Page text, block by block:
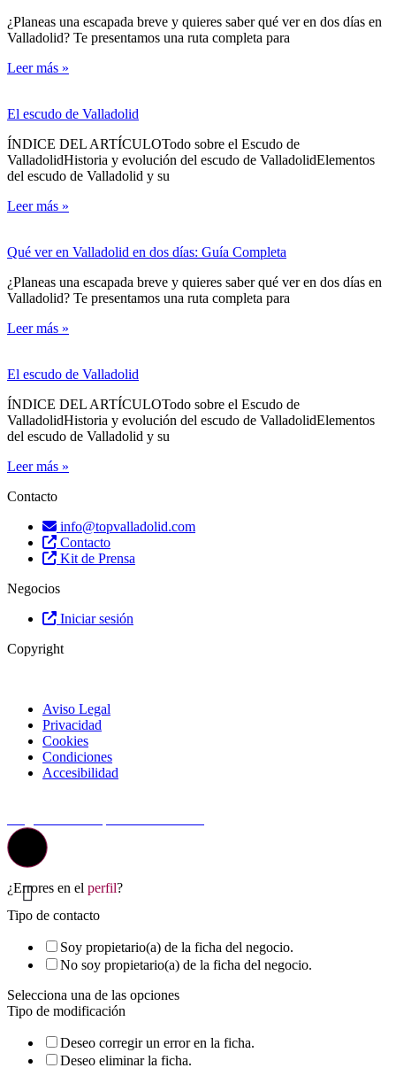
¿Planeas una escapada breve y quieres saber qué ver en dos días en
Valladolid? Te presentamos una ruta completa para
Leer más »
El escudo de Valladolid
ÍNDICE DEL ARTÍCULOTodo sobre el Escudo de
ValladolidHistoria y evolución del escudo de ValladolidElementos
del escudo de Valladolid y su
Leer más »
Qué ver en Valladolid en dos días: Guía Completa
¿Planeas una escapada breve y quieres saber qué ver en dos días en
Valladolid? Te presentamos una ruta completa para
Leer más »
El escudo de Valladolid
ÍNDICE DEL ARTÍCULOTodo sobre el Escudo de
ValladolidHistoria y evolución del escudo de ValladolidElementos
del escudo de Valladolid y su
Leer más »
Contacto
info@topvalladolid.com
Contacto
Kit de Prensa
Negocios
Iniciar sesión
Copyright
Aviso Legal
Privacidad
Cookies
Condiciones
Accesibilidad
¿Errores en el perfil?
Tipo de contacto
Soy propietario(a) de la ficha del negocio.
No soy propietario(a) de la ficha del negocio.
Selecciona una de las opciones
Tipo de modificación
Deseo corregir un error en la ficha.
Deseo eliminar la ficha.